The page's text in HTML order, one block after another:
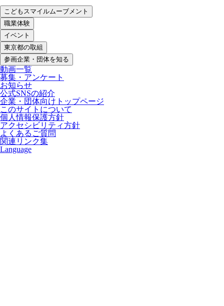
こどもスマイルムーブメント
職業体験
イベント
東京都の取組
参画企業・団体を知る
動画一覧
募集・アンケート
お知らせ
公式SNSの紹介
企業・団体向けトップページ
このサイトについて
個人情報保護方針
アクセシビリティ方針
よくあるご質問
関連リンク集
Language